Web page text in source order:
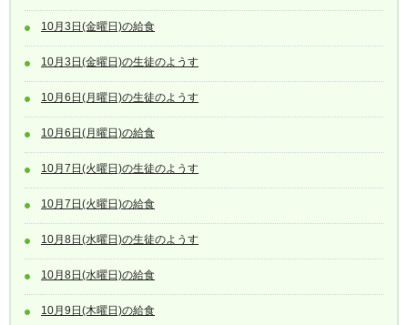
10月3日(金曜日)の給食
10月3日(金曜日)の生徒のようす
10月6日(月曜日)の生徒のようす
10月6日(月曜日)の給食
10月7日(火曜日)の生徒のようす
10月7日(火曜日)の給食
10月8日(水曜日)の生徒のようす
10月8日(水曜日)の給食
10月9日(木曜日)の給食